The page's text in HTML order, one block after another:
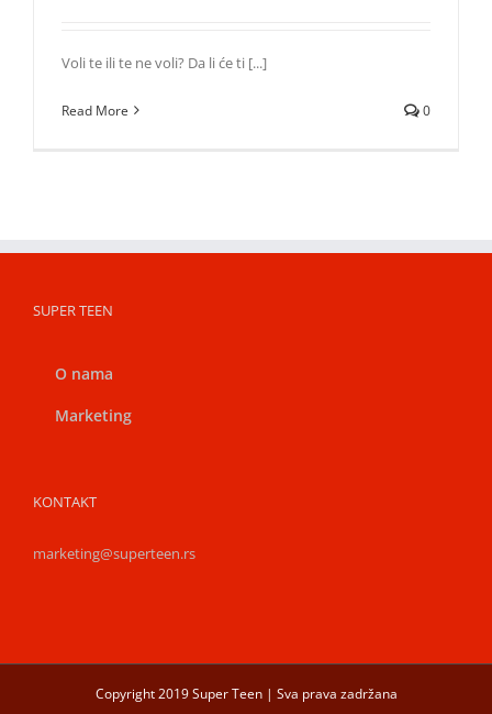
Voli te ili te ne voli? Da li će ti [...]
Read More 0
SUPER TEEN
O nama
Marketing
KONTAKT
marketing@superteen.rs
Copyright 2019 Super Teen | Sva prava zadržana